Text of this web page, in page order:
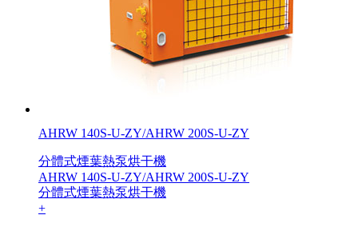
AHRW 140S-U-ZY/AHRW 200S-U-ZY
分體式煙葉熱泵烘干機
AHRW 140S-U-ZY/AHRW 200S-U-ZY
分體式煙葉熱泵烘干機
+